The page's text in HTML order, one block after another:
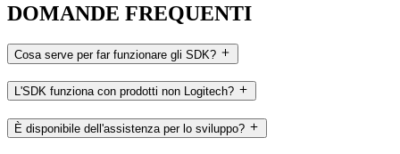
DOMANDE FREQUENTI
Cosa serve per far funzionare gli SDK?
L'SDK funziona con prodotti non Logitech?
È disponibile dell'assistenza per lo sviluppo?